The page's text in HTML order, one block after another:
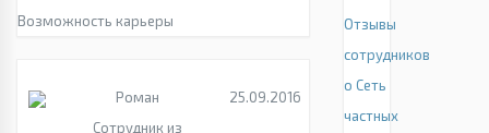
Возможность карьеры
Роман
Сотрудник из
25.09.2016
Отзывы
сотрудников
о Сеть
частных